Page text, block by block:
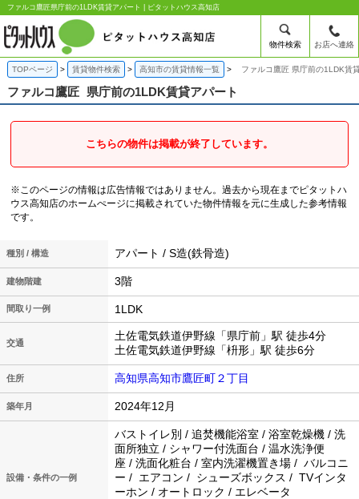
ファルコ鷹匠県庁前の1LDK賃貸アパート | ピタットハウス高知店
物件検索 お店へ連絡
TOPページ 賃貸物件検索 高知市の賃貸情報一覧 ファルコ鷹匠 県庁前の1LDK賃
ファルコ鷹匠 県庁前の1LDK賃貸アパート
こちらの物件は掲載が終了しています。
※このページの情報は広告情報ではありません。過去から現在までピタットハ
ウス高知店のホームぺージに掲載されていた物件情報を元に生成した参考情報
です。
種別 / 構造 アパート / S造(鉄骨造)
建物階建 3階
間取り一例 1LDK
交通
土佐電気鉄道伊野線「県庁前」駅 徒歩4分
土佐電気鉄道伊野線「枡形」駅 徒歩6分
住所 高知県高知市鷹匠町２丁目
築年月 2024年12月
設備・条件の一例
バストイレ別 / 追焚機能浴室 / 浴室乾燥機 / 洗
面所独立 / シャワー付洗面台 / 温水洗浄便
座 / 洗面化粧台 / 室内洗濯機置き場 / バルコニ
ー / エアコン / シューズボックス / TVインタ
ーホン / オートロック / エレベータ